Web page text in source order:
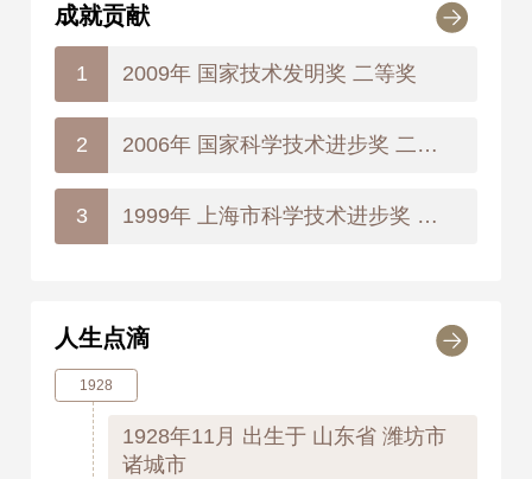
成就贡献
1 2009年 国家技术发明奖 二等奖
2 2006年 国家科学技术进步奖 二等奖
3 1999年 上海市科学技术进步奖 二等奖
人生点滴
1928
1928年11月 出生于 山东省 潍坊市
诸城市